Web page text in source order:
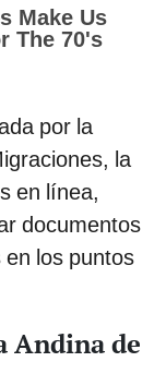
por la
la
en línea,
documentos
los puntos
Andina de